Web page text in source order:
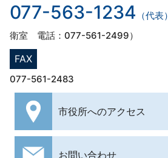
077-563-1234 （代表）
衛室 電話：077-561-2499）
FAX
077-561-2483
市役所へのアクセス
お問い合わせ